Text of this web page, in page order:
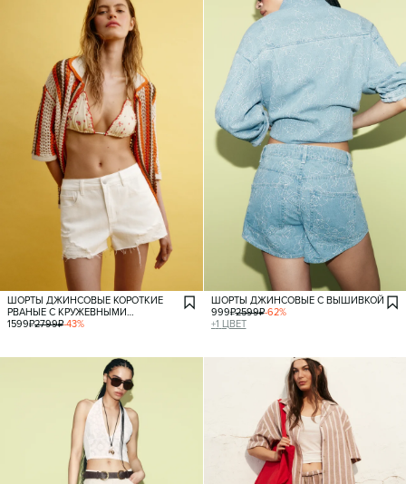
ШОРТЫ ДЖИНСОВЫЕ КОРОТКИЕ
РВАНЫЕ С КРУЖЕВНЫМИ
ВСТАВКАМИ
1599₽2799₽-43%
ШОРТЫ ДЖИНСОВЫЕ С ВЫШИВКОЙ
999₽2599₽-62%
+1 ЦВЕТ